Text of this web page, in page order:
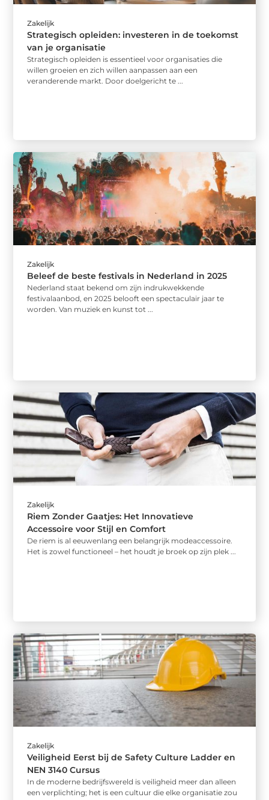
Zakelijk
Strategisch opleiden: investeren in de toekomst
van je organisatie
Strategisch opleiden is essentieel voor organisaties die
willen groeien en zich willen aanpassen aan een
veranderende markt. Door doelgericht te ...
Zakelijk
Beleef de beste festivals in Nederland in 2025
Nederland staat bekend om zijn indrukwekkende
festivalaanbod, en 2025 belooft een spectaculair jaar te
worden. Van muziek en kunst tot ...
Zakelijk
Riem Zonder Gaatjes: Het Innovatieve
Accessoire voor Stijl en Comfort
De riem is al eeuwenlang een belangrijk modeaccessoire.
Het is zowel functioneel – het houdt je broek op zijn plek ...
Zakelijk
Veiligheid Eerst bij de Safety Culture Ladder en
NEN 3140 Cursus
In de moderne bedrijfswereld is veiligheid meer dan alleen
een verplichting; het is een cultuur die elke organisatie zou